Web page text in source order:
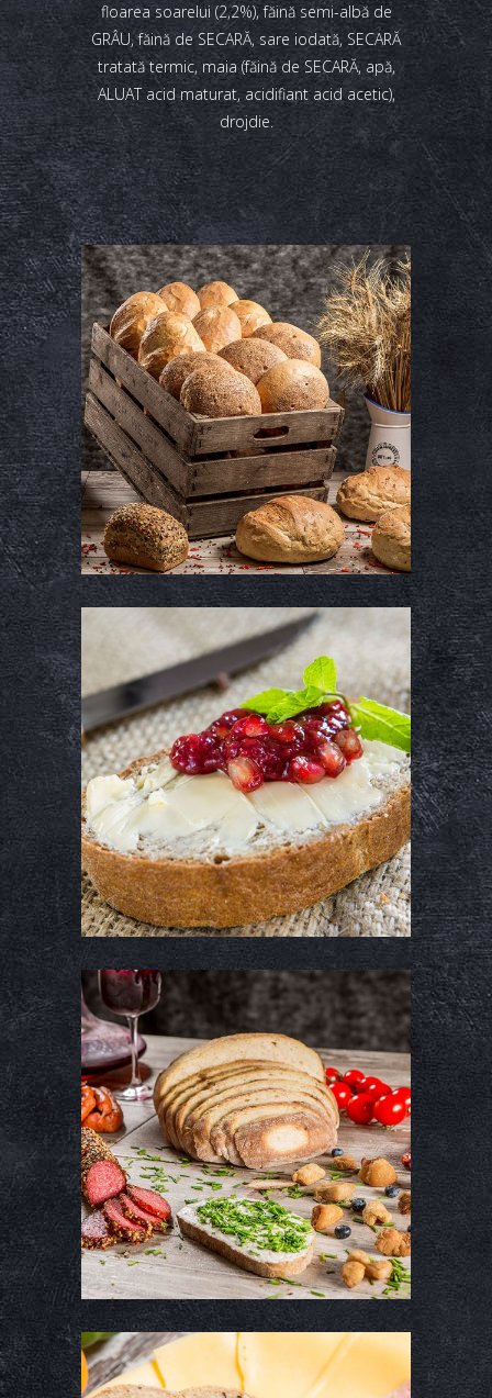
floarea soarelui (2,2%), făină semi-albă de
GRÂU, făină de SECARĂ, sare iodată, SECARĂ
tratată termic, maia (făină de SECARĂ, apă,
ALUAT acid maturat, acidifiant acid acetic),
drojdie.